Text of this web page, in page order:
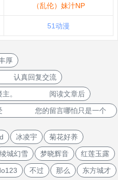
（乱伦）妹汁NP
51动漫
厚
认真回复交流
持楼主。 阅读文章后
感受 您的留言哪怕只是一个
冰凌宇 菊花好养
绫城幻雪 梦晓辉音 红莲玉露
不过 那么 东方城才